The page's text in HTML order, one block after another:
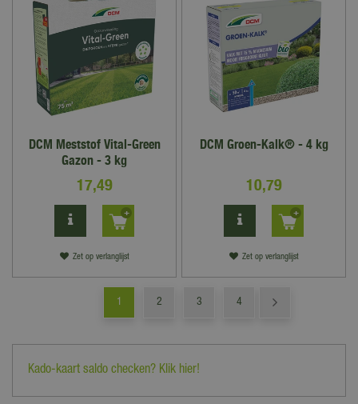
DCM Meststof Vital-Green
Gazon - 3 kg
17,49
Zet op verlanglijst
DCM Groen-Kalk® - 4 kg
10,79
Zet op verlanglijst
1 2 3 4
Kado-kaart saldo checken? Klik hier!